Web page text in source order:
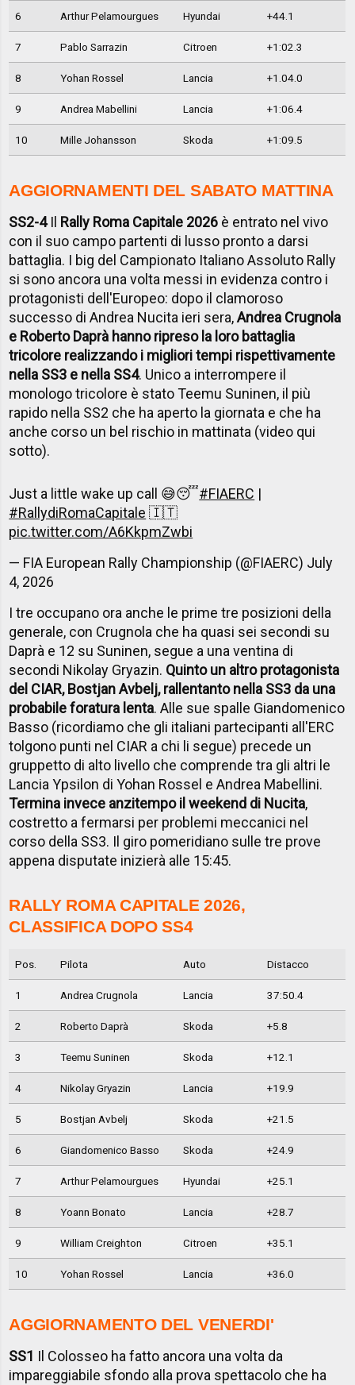
6 Arthur Pelamourgues Hyundai +44.1
7 Pablo Sarrazin Citroen +1:02.3
8 Yohan Rossel Lancia +1.04.0
9 Andrea Mabellini Lancia +1:06.4
10 Mille Johansson Skoda +1:09.5
AGGIORNAMENTI DEL SABATO MATTINA
SS2-4Il Rally Roma Capitale 2026 è entrato nel vivo
con il suo campo partenti di lusso pronto a darsi
battaglia. I big del Campionato Italiano Assoluto Rally
si sono ancora una volta messi in evidenza contro i
protagonisti dell'Europeo: dopo il clamoroso
successo di Andrea Nucita ieri sera,Andrea Crugnola
e Roberto Daprà hanno ripreso la loro battaglia
tricolore realizzando i migliori tempi rispettivamente
nella SS3 e nella SS4. Unico a interrompere il
monologo tricolore è stato Teemu Suninen, il più
rapido nella SS2 che ha aperto la giornata e che ha
anche corso un bel rischio in mattinata (video qui
sotto).
Just a little wake up call 😅😴#FIAERC |
#RallydiRomaCapitale 🇮🇹
pic.twitter.com/A6KkpmZwbi
— FIA European Rally Championship (@FIAERC) July
4, 2026
I tre occupano ora anche le prime tre posizioni della
generale, con Crugnola che ha quasi sei secondi su
Daprà e 12 su Suninen, segue a una ventina di
secondi Nikolay Gryazin. Quinto un altro protagonista
del CIAR, Bostjan Avbelj, rallentanto nella SS3 da una
probabile foratura lenta. Alle sue spalle Giandomenico
Basso (ricordiamo che gli italiani partecipanti all'ERC
tolgono punti nel CIAR a chi li segue) precede un
gruppetto di alto livello che comprende tra gli altri le
Lancia Ypsilon di Yohan Rossel e Andrea Mabellini.
Termina invece anzitempo il weekend di Nucita,
costretto a fermarsi per problemi meccanici nel
corso della SS3. Il giro pomeridiano sulle tre prove
appena disputate inizierà alle 15:45.
RALLY ROMA CAPITALE 2026,
CLASSIFICA DOPO SS4
Pos. Pilota Auto Distacco
1 Andrea Crugnola Lancia 37:50.4
2 Roberto Daprà Skoda +5.8
3 Teemu Suninen Skoda +12.1
4 Nikolay Gryazin Lancia +19.9
5 Bostjan Avbelj Skoda +21.5
6 Giandomenico Basso Skoda +24.9
7 Arthur Pelamourgues Hyundai +25.1
8 Yoann Bonato Lancia +28.7
9 William Creighton Citroen +35.1
10 Yohan Rossel Lancia +36.0
AGGIORNAMENTO DEL VENERDI'
SS1 Il Colosseo ha fatto ancora una volta da
impareggiabile sfondo alla prova spettacolo che ha